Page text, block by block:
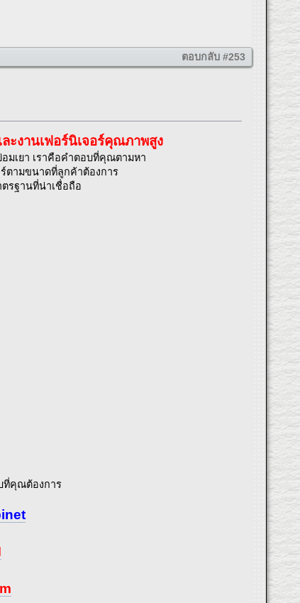
ตอบกลับ #253
ะงานเฟอร์นิเจอร์คุณภาพสูง
มเยา เราคือคำตอบที่คุณตามหา
ร์ตามขนาดที่ลูกค้าต้องการ
รฐานที่น่าเชื่อถือ
ที่คุณต้องการ